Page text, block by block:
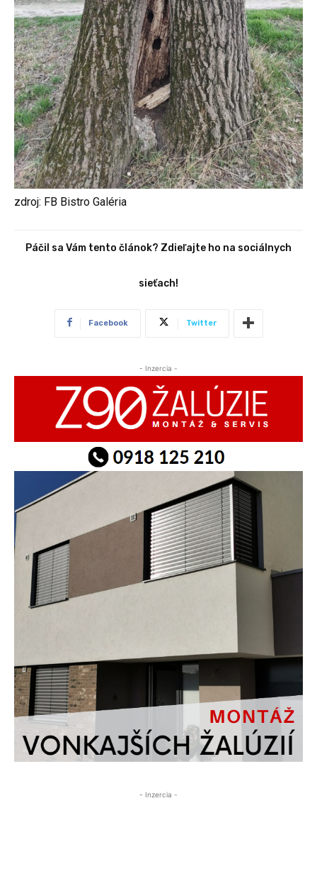
zdroj: FB Bistro Galéria
Páčil sa Vám tento článok? Zdieľajte ho na sociálnych
sieťach!
Facebook Twitter
- Inzercia -
- Inzercia -